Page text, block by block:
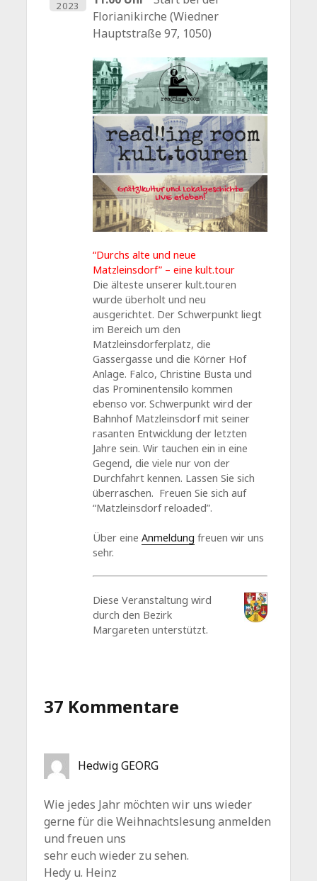
2023
Florianikirche (Wiedner
Hauptstraße 97, 1050)
“Durchs alte und neue
Matzleinsdorf” – eine kult.tour
Die älteste unserer kult.touren
wurde überholt und neu
ausgerichtet. Der Schwerpunkt liegt
im Bereich um den
Matzleinsdorferplatz, die
Gassergasse und die Körner Hof
Anlage. Falco, Christine Busta und
das Prominentensilo kommen
ebenso vor. Schwerpunkt wird der
Bahnhof Matzleinsdorf mit seiner
rasanten Entwicklung der letzten
Jahre sein. Wir tauchen ein in eine
Gegend, die viele nur von der
Durchfahrt kennen. Lassen Sie sich
überraschen. Freuen Sie sich auf
“Matzleinsdorf reloaded”.
Über eineAnmeldung freuen wir uns
sehr.
Diese Veranstaltung wird
durch den Bezirk
Margareten unterstützt.
37 Kommentare
Hedwig GEORG
Wie jedes Jahr möchten wir uns wieder
gerne für die Weihnachtslesung anmelden
und freuen uns
sehr euch wieder zu sehen.
Hedy u. Heinz